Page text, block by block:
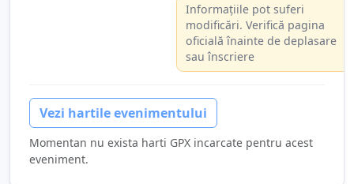
Informațiile pot suferi
modificări. Verifică pagina
oficială înainte de deplasare
sau înscriere
Vezi hartile evenimentului
Momentan nu exista harti GPX incarcate pentru acest
eveniment.